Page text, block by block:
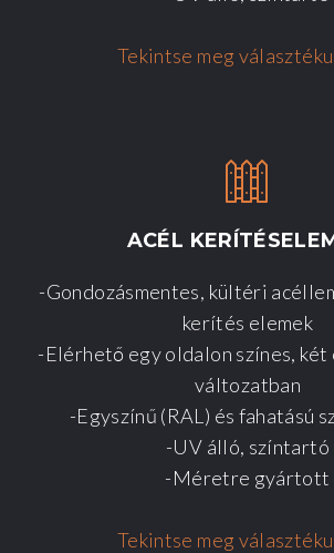
Tekintse meg
ACÉL
-Gondozásmentes, kültéri
kerítés elemek
-Elérhető egy oldalon színes, két
változatban
-Egyszínű (RAL) és fahatású
-UV álló, színtartó
-Méretre gyártott
Tekintse meg